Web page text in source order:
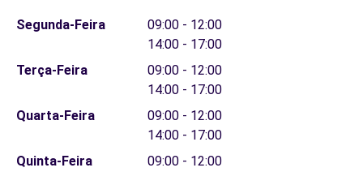
Segunda-Feira
09:00 - 12:00
14:00 - 17:00
Terça-Feira
09:00 - 12:00
14:00 - 17:00
Quarta-Feira
09:00 - 12:00
14:00 - 17:00
Quinta-Feira
09:00 - 12:00